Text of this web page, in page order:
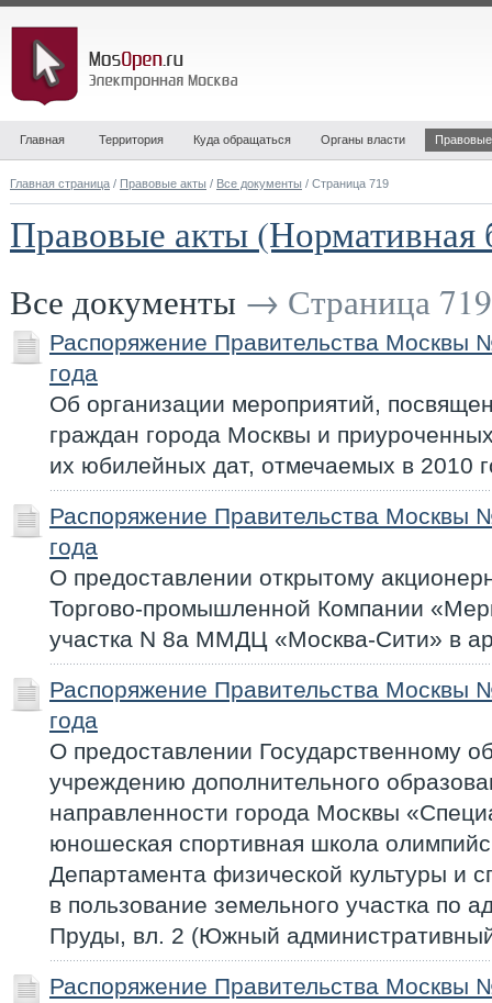
Главная Территория Куда обращаться Органы власти
Главная страница / Правовые акты / Все документы / Страница 719
Правовые акты (Нормативная
Все документы → Страница 719
Распоряжение Правительства
года
Об организации мероприятий,
граждан города Москвы и
их юбилейных дат, отмечаемых в 2010
Распоряжение Правительства
года
О предоставлении открытому
Торгово-промышленной Компании
участка N 8а ММДЦ «Москва-Сити» в
Распоряжение Правительства
года
О предоставлении Государственному
учреждению дополнительного
направленности города Москвы
юношеская спортивная школа
Департамента физической культуры и
в пользование земельного участка по
Пруды, вл. 2 (Южный
Распоряжение Правительства